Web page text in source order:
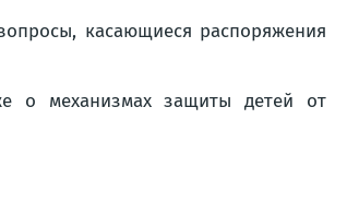
касающиеся распоряжения
о механизмах защиты детей от